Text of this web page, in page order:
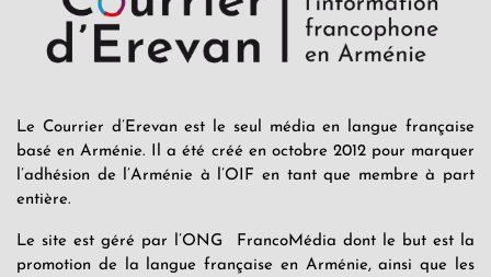
Le Courrier d’Erevan est le seul média en langue française
basé en Arménie. Il a été créé en octobre 2012 pour marquer
l’adhésion de l’Arménie à l’OIF en tant que membre à part
entière.
Le site est géré par l’ONG FrancoMédia dont le but est la
promotion de la langue française en Arménie, ainsi que les